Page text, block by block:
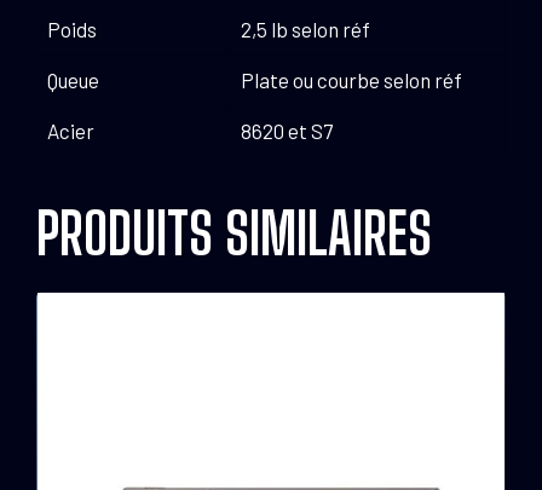
Poids 2,5 lb selon réf
Queue Plate ou courbe selon réf
Acier 8620 et S7
PRODUITS SIMILAIRES